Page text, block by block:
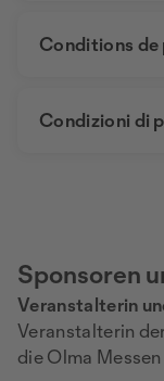
Sponsoren
Veranstalterin
Veranstalterin
die Olma